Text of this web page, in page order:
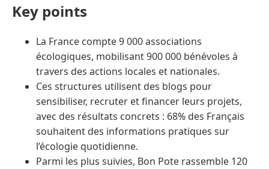
Key points
La France compte 9 000 associations
écologiques, mobilisant 900 000 bénévoles à
travers des actions locales et nationales.
Ces structures utilisent des blogs pour
sensibiliser, recruter et financer leurs projets,
avec des résultats concrets : 68% des Français
souhaitent des informations pratiques sur
l’écologie quotidienne.
Parmi les plus suivies, Bon Pote rassemble 120